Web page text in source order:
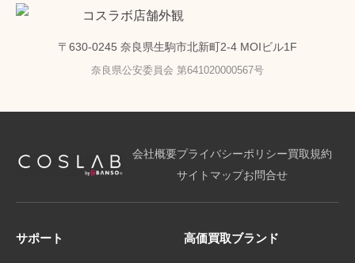
〒630-0245 奈良県生駒市北新町2-4 MOIビル1F
奈良県公安委員会 第641020000567号
会社概要プライバシーポリシー買取規約
サイトマップお問合せ
サポート 高価買取ブランド